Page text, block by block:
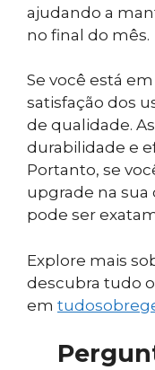
ajudando a
no final do mês.
Se você está
satisfação dos
de qualidade.
durabilidade e
Portanto, se
upgrade na sua
pode ser
Explore mais
descubra tudo
em